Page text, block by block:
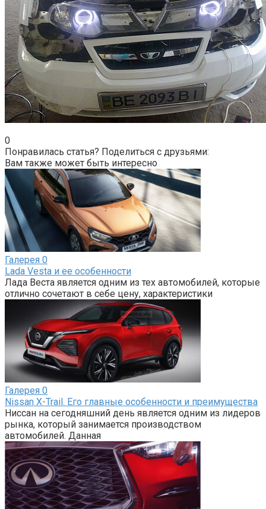
0
Понравилась статья? Поделиться с друзьями:
Вам также может быть интересно
Галерея 0
Lada Vesta и ее особенности
Лада Веста является одним из тех автомобилей, которые
отлично сочетают в себе цену, характеристики
Галерея 0
Nissan X-Trail. Его главные особенности и преимущества
Ниссан на сегодняшний день является одним из лидеров
рынка, который занимается производством
автомобилей. Данная